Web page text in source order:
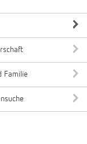
Familie